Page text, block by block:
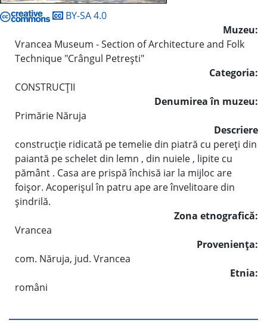
BY-SA 4.0
Muzeu:
Vrancea Museum - Section of Architecture and Folk
Technique "Crângul Petreşti"
Categoria:
CONSTRUCŢII
Denumirea în muzeu:
Primărie Năruja
Descriere
construcţie ridicată pe temelie din piatră cu pereţi din
paiantă pe schelet din lemn , din nuiele , lipite cu
pământ . Casa are prispă închisă iar la mijloc are
foişor. Acoperişul în patru ape are învelitoare din
şindrilă.
Zona etnografică:
Vrancea
Provenienţa:
com. Năruja, jud. Vrancea
Etnia:
români